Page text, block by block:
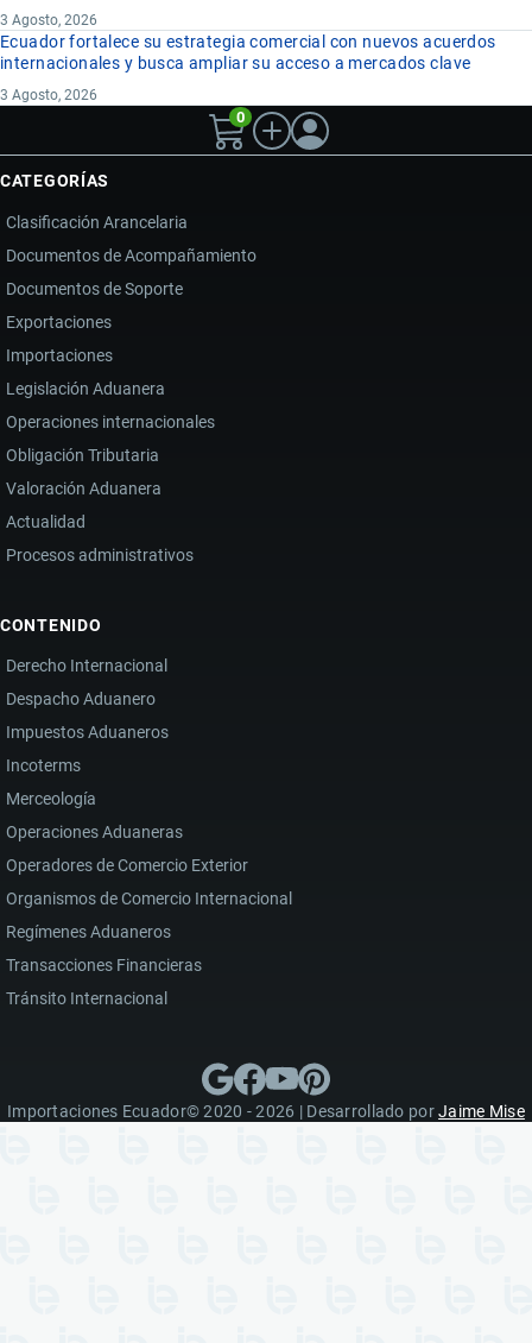
3 Agosto, 2026
Ecuador fortalece su estrategia comercial con nuevos acuerdos
internacionales y busca ampliar su acceso a mercados clave
3 Agosto, 2026
0
CATEGORÍAS
Clasificación Arancelaria
Documentos de Acompañamiento
Documentos de Soporte
Exportaciones
Importaciones
Legislación Aduanera
Operaciones internacionales
Obligación Tributaria
Valoración Aduanera
Actualidad
Procesos administrativos
CONTENIDO
Derecho Internacional
Despacho Aduanero
Impuestos Aduaneros
Incoterms
Merceología
Operaciones Aduaneras
Operadores de Comercio Exterior
Organismos de Comercio Internacional
Regímenes Aduaneros
Transacciones Financieras
Tránsito Internacional
Importaciones Ecuador© 2020 - 2026 | Desarrollado porJaime Mise